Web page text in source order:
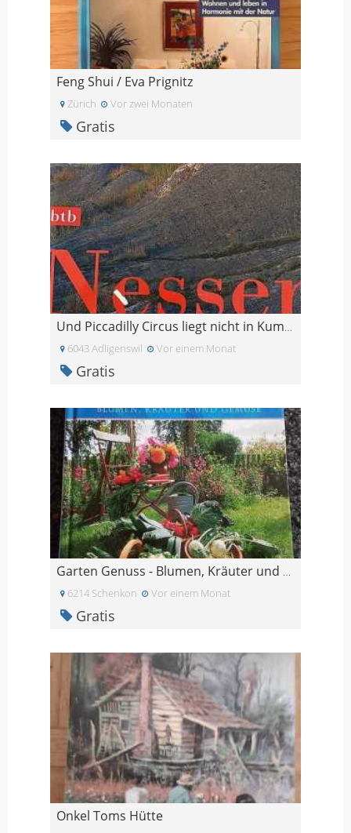
Feng Shui / Eva Prignitz
Zürich Vor zwei Monaten
Gratis
Und Piccadilly Circus liegt nicht in Kumla - Nesse
6043 Adligenswil Vor einem Monat
Gratis
Garten Genuss - Blumen, Kräuter und Gemüse
6214 Schenkon Vor einem Monat
Gratis
Onkel Toms Hütte